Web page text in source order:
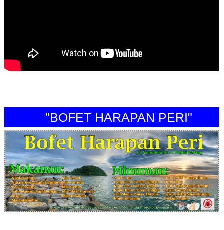
"BOFET HARAPAN PERI"